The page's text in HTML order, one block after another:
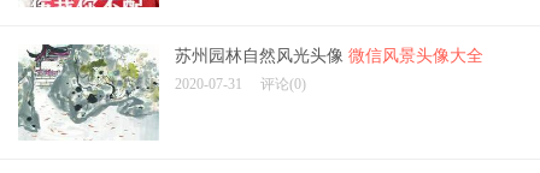
苏州园林自然风光头像 微信风景头像大全
2020-07-31 评论(0)